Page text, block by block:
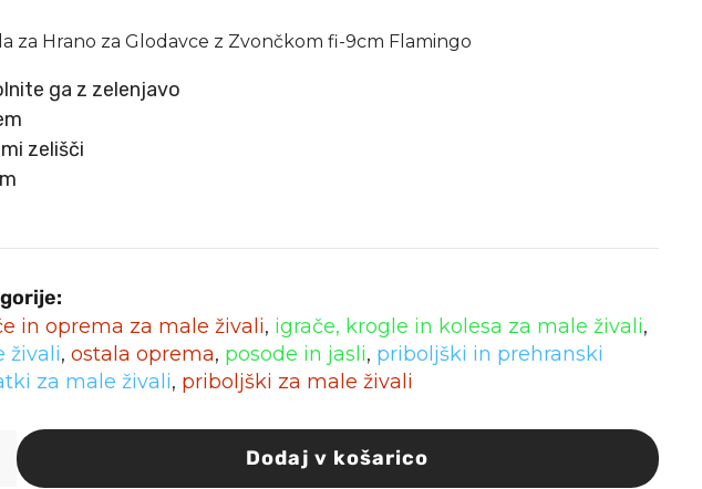
za Hrano za Glodavce z Zvončkom fi-9cm Flamingo
ga z zelenjavo
zelišči
in oprema za male živali, igrače, krogle in kolesa za male živali,
živali, ostala oprema, posode in jasli, priboljški in prehranski
za male živali, priboljški za male živali
Dodaj v košarico